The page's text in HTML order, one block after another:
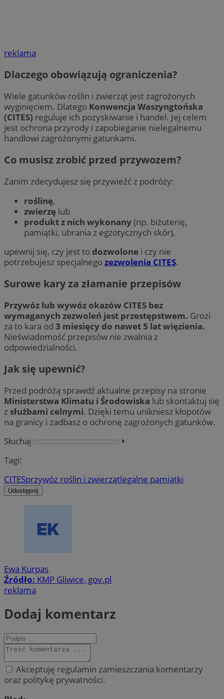
reklama
Dlaczego obowiązują ograniczenia?
Wiele gatunków roślin i zwierząt jest zagrożonych
wyginięciem. Dlatego Konwencja Waszyngtońska
(CITES) reguluje ich pozyskiwanie i handel. Jej celem
jest ochrona przyrody i zapobieganie nielegalnemu
handlowi zagrożonymi gatunkami.
Co musisz zrobić przed przywozem?
Zanim zdecydujesz się przywieźć z podróży:
roślinę,
zwierzę lub
produkt z nich wykonany(np. biżuterię,
pamiątki, ubrania z egzotycznych skór),
upewnij się, czy jest to dozwolone i czy nie
potrzebujesz specjalnegozezwolenia CITES.
Surowe kary za złamanie przepisów
Przywóz lub wywóz okazów CITES bez
wymaganych zezwoleń jest przestępstwem. Grozi
za to kara od 3 miesięcy do nawet 5 lat więzienia.
Nieświadomość przepisów nie zwalnia z
odpowiedzialności.
Jak się upewnić?
Przed podróżą sprawdź aktualne przepisy na stronie
Ministerstwa Klimatu i Środowiska lub skontaktuj się
z służbami celnymi. Dzięki temu unikniesz kłopotów
na granicy i zadbasz o ochronę zagrożonych gatunków.
Słuchaj
⏵︎
Tagi:
CITESprzywóz roślin i zwierzątlegalne pamiątki
Udostępnij
Ewa Kurpas
Źródło: KMP Gliwice, gov.pl
reklama
Dodaj komentarz
Akceptuję regulamin zamieszczania komentarzy
oraz politykę prywatności.